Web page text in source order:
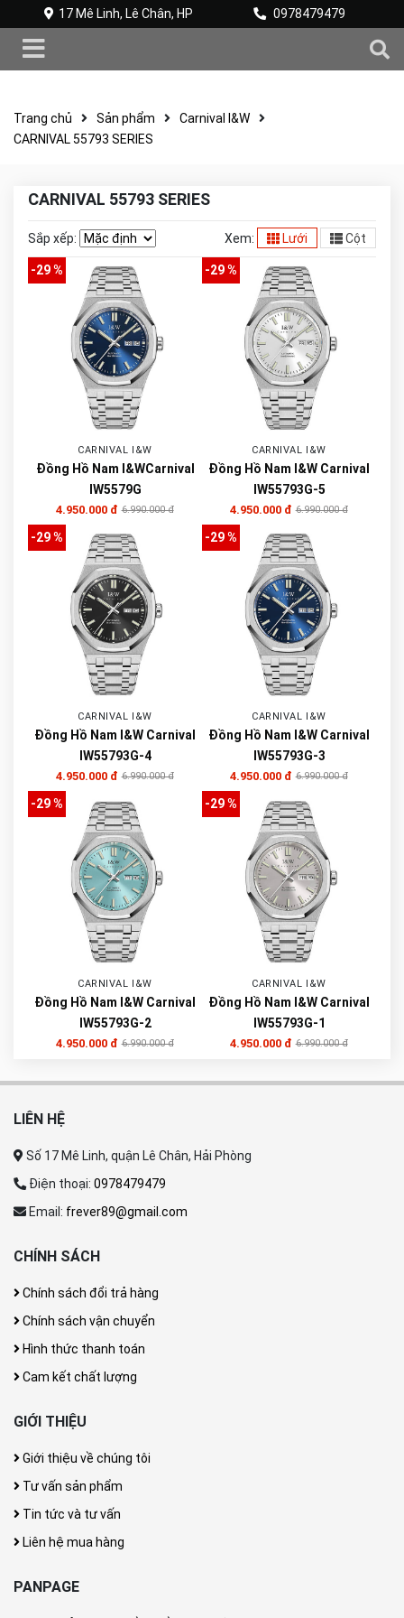
17 Mê Linh, Lê Chân, HP 0978479479
Trang chủ Sản phẩm
Carnival I&W
CARNIVAL 55793 SERIES
CARNIVAL 55793 SERIES
Sắp xếp: Xem: Lưới Cột
-29 %
CARNIVAL I&W
Đồng Hồ Nam I&WCarnival
IW5579G
4.950.000 đ 6.990.000 đ
-29 %
CARNIVAL I&W
Đồng Hồ Nam I&W Carnival
IW55793G-5
4.950.000 đ 6.990.000 đ
-29 %
CARNIVAL I&W
Đồng Hồ Nam I&W Carnival
IW55793G-4
4.950.000 đ 6.990.000 đ
-29 %
CARNIVAL I&W
Đồng Hồ Nam I&W Carnival
IW55793G-3
4.950.000 đ 6.990.000 đ
-29 %
CARNIVAL I&W
Đồng Hồ Nam I&W Carnival
IW55793G-2
4.950.000 đ 6.990.000 đ
-29 %
CARNIVAL I&W
Đồng Hồ Nam I&W Carnival
IW55793G-1
4.950.000 đ 6.990.000 đ
LIÊN HỆ
Số 17 Mê Linh, quận Lê Chân, Hải Phòng
Điện thoại: 0978479479
Email: frever89@gmail.com
CHÍNH SÁCH
Chính sách đổi trả hàng
Chính sách vận chuyển
Hình thức thanh toán
Cam kết chất lượng
GIỚI THIỆU
Giới thiệu về chúng tôi
Tư vấn sản phẩm
Tin tức và tư vấn
Liên hệ mua hàng
PANPAGE